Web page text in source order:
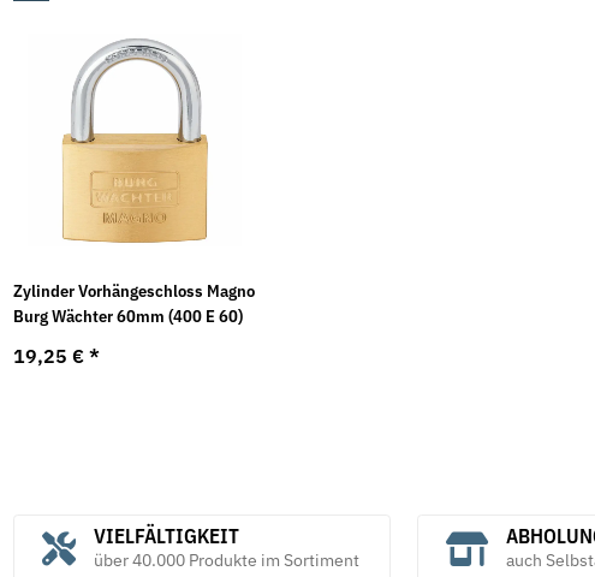
Zylinder Vorhängeschloss Magno
Burg Wächter 60mm (400 E 60)
19,25 €*
VIELFÄLTIGKEIT
über 40.000 Produkte im Sortiment auch